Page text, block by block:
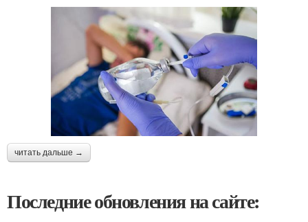
читать дальше →
Последние обновления на сайте: